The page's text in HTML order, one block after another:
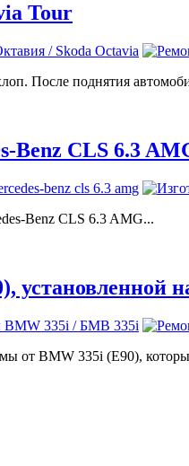
Tour
После поднятия
Benz CLS 6.3
Benz CLS 6.3 AMG...
установленной
от BMW 335i (E90),